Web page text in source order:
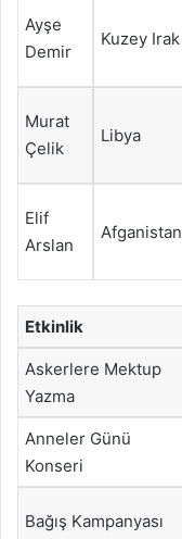
Ayşe
Demir
Kuzey Irak
Murat
Çelik
Libya
Elif
Arslan
Afganistan
Etkinlik
Askerlere Mektup
Yazma
Anneler Günü
Konseri
Bağış Kampanyası